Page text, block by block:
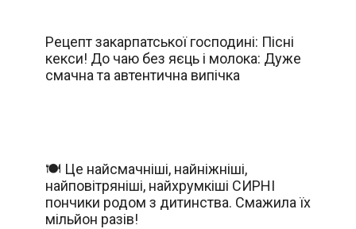
Рецепт закарпатської господині: Пісні
кекси! До чаю без яєць і молока: Дуже
смачна та автентична випічка
🍽️ Це найсмачніші, найніжніші,
найповітряніші, найхрумкіші СИРНІ
пончики родом з дитинства. Смажила їх
мільйон разів!